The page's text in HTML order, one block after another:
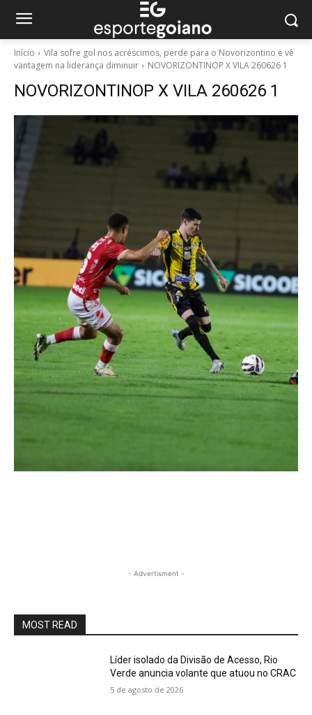
Início
Vila sofre gol nos acréscimos, perde para o Novorizontino e vê
vantagem na liderança diminuir
NOVORIZONTINOP X VILA 260626 1
NOVORIZONTINOP X VILA 260626 1
- Advertisment -
MOST READ
Líder isolado da Divisão de Acesso, Rio
Verde anuncia volante que atuou no CRAC
5 de agosto de 2026